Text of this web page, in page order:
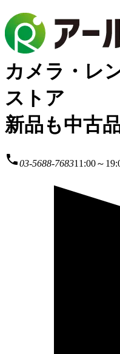
カメラ・レ
ストア
新品も中古
local_phone03-5688-768311:00～